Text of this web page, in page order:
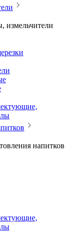
измельчители
напитков